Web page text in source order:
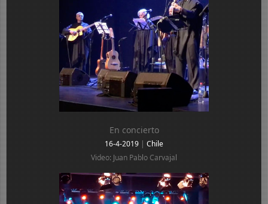
En concierto
16-4-2019|Chile
Video: Juan Pablo Carvajal